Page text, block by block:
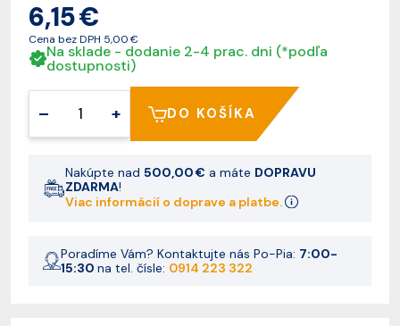
6,15 €
Cena bez DPH 5,00 €
Na sklade - dodanie 2-4 prac. dni (*podľa
dostupnosti)
– + DO KOŠÍKA
Nakúpte nad 500,00 € a máte DOPRAVU
ZDARMA!
Viac informácií o doprave a platbe.
Poradíme Vám? Kontaktujte nás Po-Pia: 7:00-
15:30 na tel. čísle: 0914 223 322